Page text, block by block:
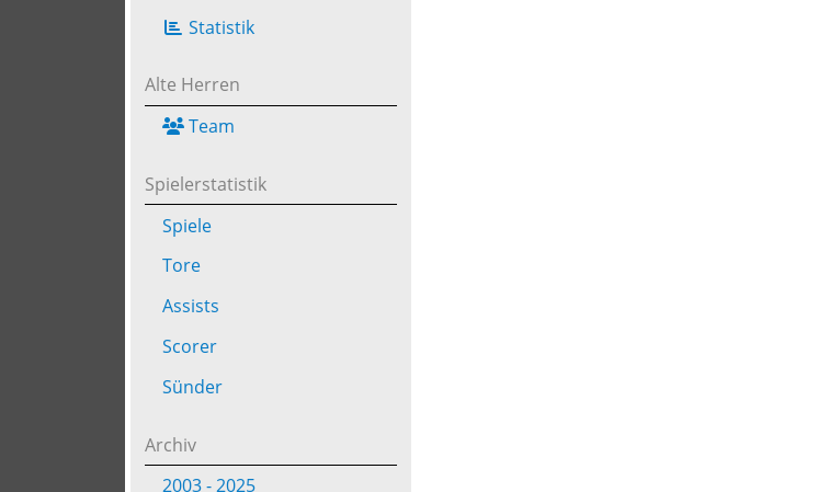
Statistik
Alte Herren
Team
Spielerstatistik
Spiele
Tore
Assists
Scorer
Sünder
Archiv
2003 - 2025